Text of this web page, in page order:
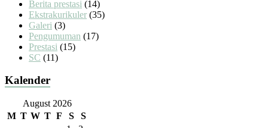
Berita prestasi (14)
Ekstrakurikuler (35)
Galeri (3)
Pengumuman (17)
Prestasi (15)
SC (11)
Kalender
August 2026
M T W T F S
S